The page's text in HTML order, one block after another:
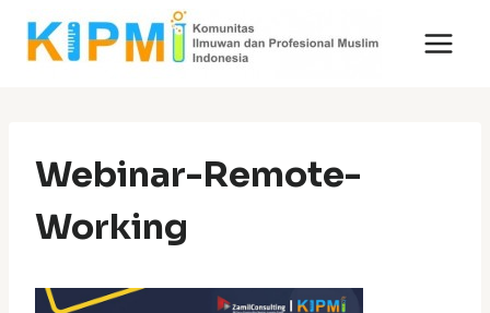
Skip
Webinar-Remote-
Working